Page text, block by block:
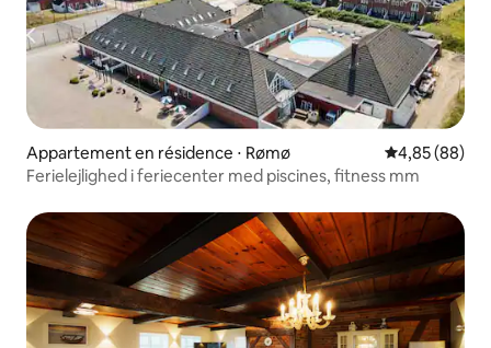
Appartement en résidence ⋅ Rømø Évaluation
4,85 (88)
Ferielejlighed i feriecenter med piscines, fitness mm